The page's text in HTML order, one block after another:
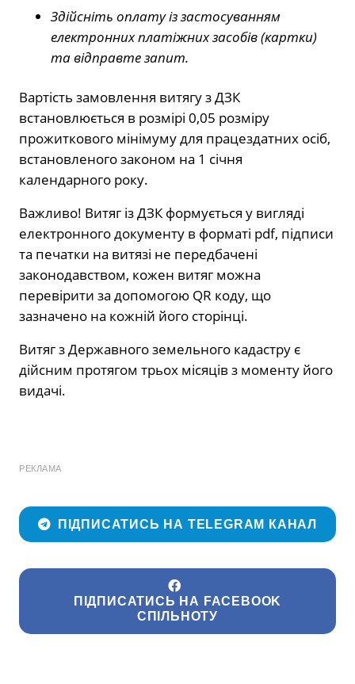
Здійсніть оплату із застосуванням
електронних платіжних засобів (картки)
та відправте запит.
Вартість замовлення витягу з ДЗК
встановлюється в розмірі 0,05 розміру
прожиткового мінімуму для працездатних осіб,
встановленого законом на 1 січня
календарного року.
Важливо! Витяг із ДЗК формується у вигляді
електронного документу в форматі pdf, підписи
та печатки на витязі не передбачені
законодавством, кожен витяг можна
перевірити за допомогою QR коду, що
зазначено на кожній його сторінці.
Витяг з Державного земельного кадастру є
дійсним протягом трьох місяців з моменту його
видачі.
РЕКЛАМА
ПІДПИСАТИСЬ НА TELEGRAM КАНАЛ
ПІДПИСАТИСЬ НА FACEBOOK
СПІЛЬНОТУ